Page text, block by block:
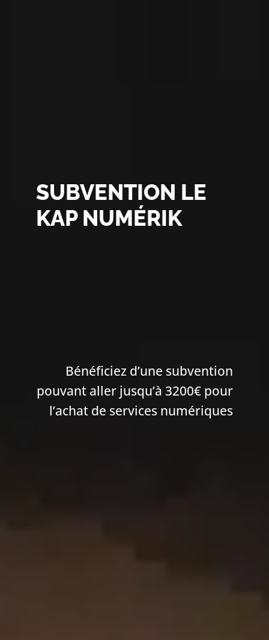
SUBVENTION LE
KAP NUMÉRIK
Bénéficiez d’une subvention
pouvant aller jusqu’à 3200€ pour
l’achat de services numériques